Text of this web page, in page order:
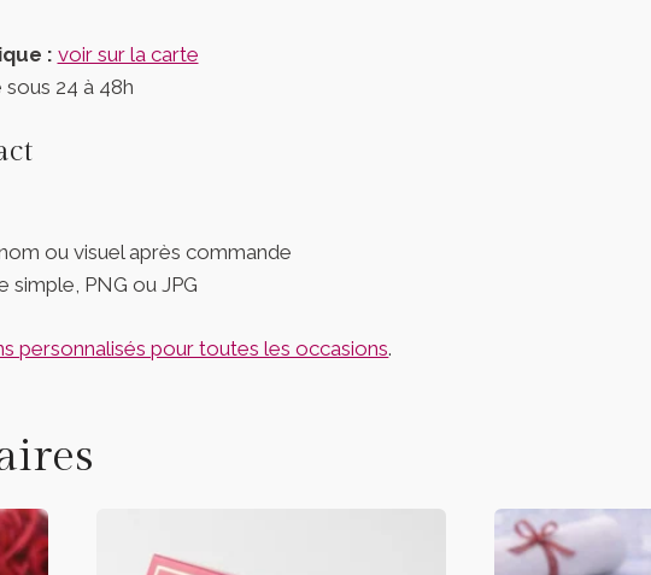
: voir sur la carte
sous 24 à 48h
ou visuel après commande
PNG ou JPG
personnalisés pour toutes les occasions.